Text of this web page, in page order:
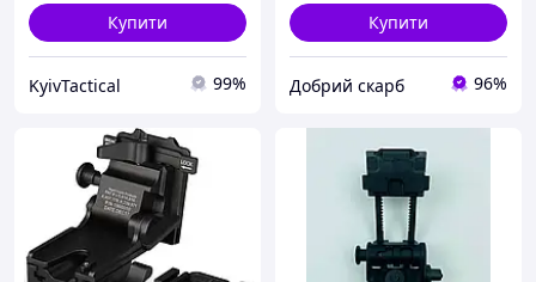
Купити
KyivTactical 99%
Купити
Добрий скарб 96%